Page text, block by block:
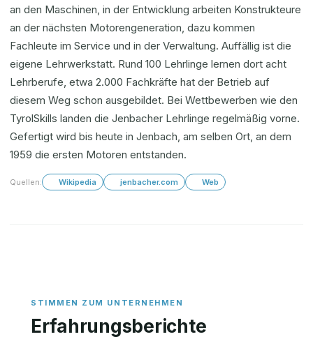
an den Maschinen, in der Entwicklung arbeiten Konstrukteure
an der nächsten Motorengeneration, dazu kommen
Fachleute im Service und in der Verwaltung. Auffällig ist die
eigene Lehrwerkstatt. Rund 100 Lehrlinge lernen dort acht
Lehrberufe, etwa 2.000 Fachkräfte hat der Betrieb auf
diesem Weg schon ausgebildet. Bei Wettbewerben wie den
TyrolSkills landen die Jenbacher Lehrlinge regelmäßig vorne.
Gefertigt wird bis heute in Jenbach, am selben Ort, an dem
1959 die ersten Motoren entstanden.
Quellen: Wikipedia jenbacher.com Web
Erfahrungsberichte